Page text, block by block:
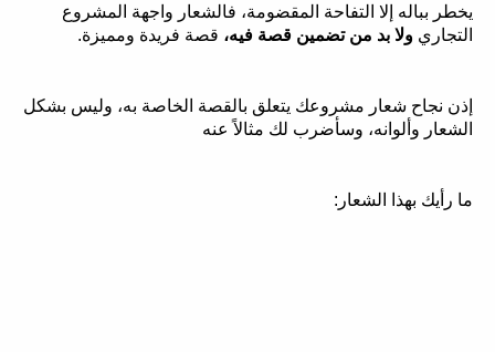
يخطر بباله إلا التفاحة المقضومة، فالشعار واجهة المشروع
التجاري ولا بد من تضمين قصة فيه، قصة فريدة ومميزة.
إذن نجاح شعار مشروعك يتعلق بالقصة الخاصة به، وليس بشكل
الشعار وألوانه، وسأضرب لك مثالاً عنه
ما رأيك بهذا الشعار: